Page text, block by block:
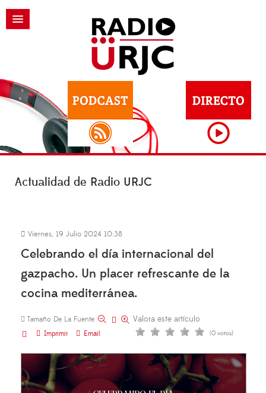
Actualidad de Radio URJC
Viernes, 19 Julio 2024 10:38
Celebrando el día internacional del
gazpacho. Un placer refrescante de la
cocina mediterránea.
Tamaño De La Fuente
Imprimir
Email
Valora este artículo
(0 votos)